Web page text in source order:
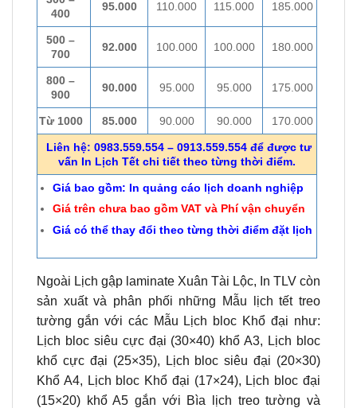
400
95.000 110.000 115.000 185.000
500 –
700
92.000 100.000 100.000 180.000
800 –
900
90.000 95.000 95.000 175.000
Từ 1000 85.000 90.000 90.000 170.000
Liên hệ: 0983.559.554 – 0913.559.554 để được tư
vấn In Lịch Tết chi tiết theo từng thời điểm.
Giá bao gồm: In quảng cáo lịch doanh nghiệp
Giá trên chưa bao gồm VAT và Phí vận chuyển
Giá có thể thay đổi theo từng thời điểm đặt lịch
Ngoài Lịch gập laminate Xuân Tài Lộc, In TLV còn
sản xuất và phân phối những Mẫu lịch tết treo
tường gắn với các Mẫu Lịch bloc Khổ đại như:
Lịch bloc siêu cực đại (30×40) khổ A3, Lịch bloc
khổ cực đại (25×35), Lịch bloc siêu đại (20×30)
Khổ A4, Lịch bloc Khổ đại (17×24), Lịch bloc đại
(15×20) khổ A5 gắn với Bìa lịch treo tường và